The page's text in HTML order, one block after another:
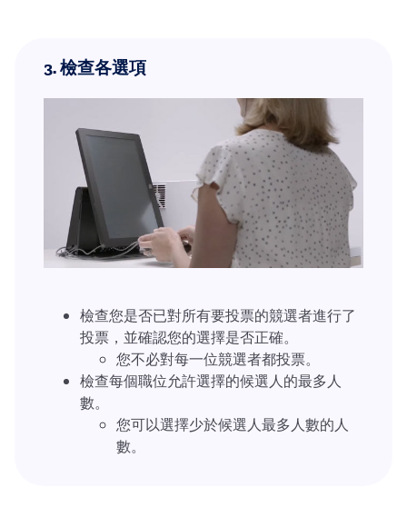
3.檢查各選項
檢查您是否已對所有要投票的競選者進行了
投票，並確認您的選擇是否正確。
您不必對每一位競選者都投票。
檢查每個職位允許選擇的候選人的最多人
數。
您可以選擇少於候選人最多人數的人
數。